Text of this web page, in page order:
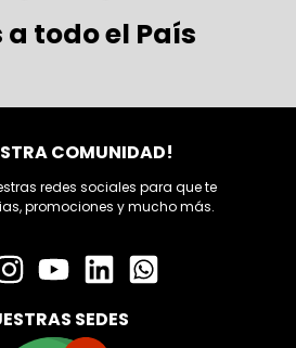
a todo el País
COMUNIDAD!
redes sociales para que te
promociones y mucho más.
SEDES